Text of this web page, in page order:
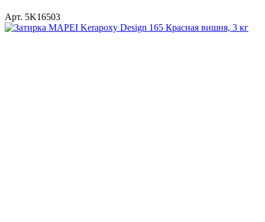
Арт. 5K16503